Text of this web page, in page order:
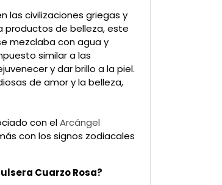
las civilizaciones griegas y
productos de belleza, este
mezclaba con agua y
similar a las
y dar brillo a la piel.
de amor y la belleza,
con elArcángel
con los signos zodiacales
Cuarzo Rosa?